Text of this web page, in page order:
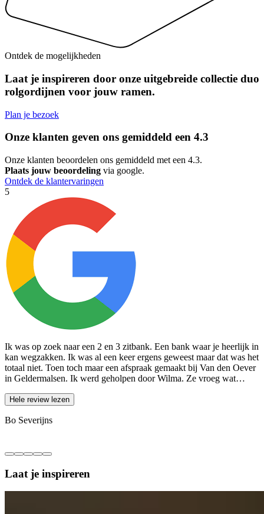
Ontdek de mogelijkheden
Laat je inspireren door onze uitgebreide collectie duo
rolgordijnen voor jouw ramen.
Plan je bezoek
Onze klanten geven ons gemiddeld een 4.3
Onze klanten beoordelen ons gemiddeld met een 4.3.
Plaats jouw beoordeling via google.
Ontdek de klantervaringen
5
Ik was op zoek naar een 2 en 3 zitbank. Een bank waar je heerlijk in
kan wegzakken. Ik was al een keer ergens geweest maar dat was het
totaal niet. Toen toch maar een afspraak gemaakt bij Van den Oever
in Geldermalsen. Ik werd geholpen door Wilma. Ze vroeg wat…
Hele review lezen
Bo Severijns
Laat je inspireren